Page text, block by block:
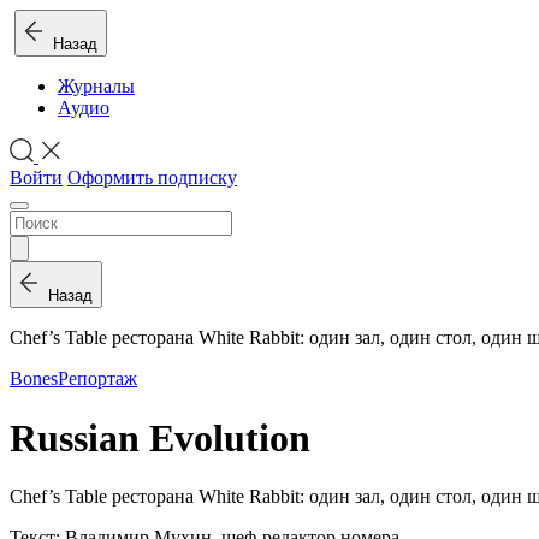
Назад
Журналы
Аудио
Войти Оформить подписку
Назад
Chef’s Table ресторана White Rabbit: один зал, один стол, один
BonesРепортаж
Russian Evolution
Chef’s Table ресторана White Rabbit: один зал, один стол, один